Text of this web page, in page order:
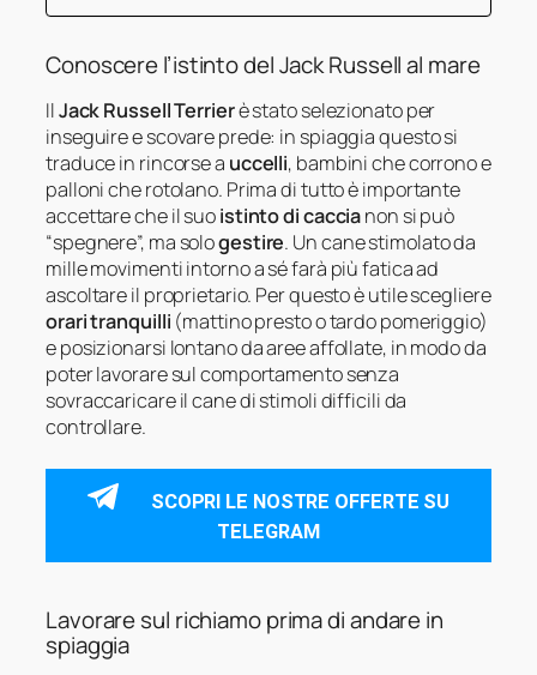
Conoscere l’istinto del Jack Russell al mare
IlJack Russell Terrierè stato selezionato per
inseguire e scovare prede: in spiaggia questo si
traduce in rincorse a uccelli, bambini che corrono e
palloni che rotolano. Prima di tutto è importante
accettare che il suoistinto di caccianon si può
“spegnere”, ma sologestire. Un cane stimolato da
mille movimenti intorno a sé farà più fatica ad
ascoltare il proprietario. Per questo è utile scegliere
orari tranquilli (mattino presto o tardo pomeriggio)
e posizionarsi lontano da aree affollate, in modo da
poter lavorare sul comportamento senza
sovraccaricare il cane di stimoli difficili da
controllare.
SCOPRI LE NOSTRE OFFERTE SU
TELEGRAM
Lavorare sul richiamo prima di andare in
spiaggia